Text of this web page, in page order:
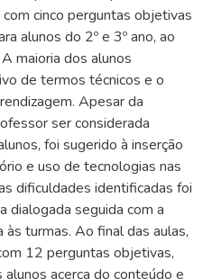
cinco perguntas objetivas
alunos do 2º e 3º ano, ao
maioria dos alunos
de termos técnicos e o
Apesar da
ser considerada
foi sugerido à inserção
e uso de tecnologias nas
dificuldades identificadas foi
dialogada seguida com a
turmas. Ao final das aulas,
12 perguntas objetivas,
acerca do conteúdo e